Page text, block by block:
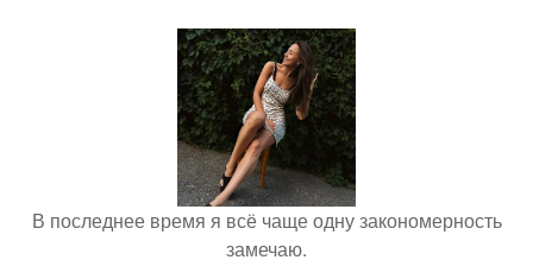
В последнее время я всё чаще одну закономерность
замечаю.